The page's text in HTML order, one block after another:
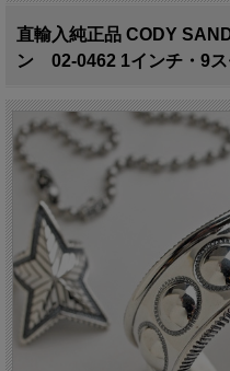
直輸入純正品 CODY
ン 02-0462 1インチ・9ス